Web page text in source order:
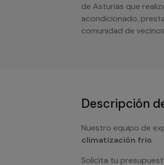
de Asturias que
acondicionado,
comunidad de
Descripción
Nuestro equipo de
climatización frio
Solicita tu